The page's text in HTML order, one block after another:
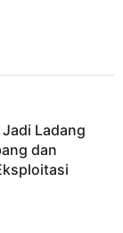
Ladang
dan